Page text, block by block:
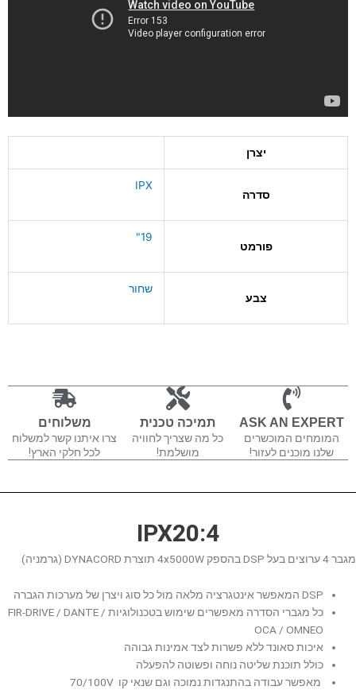
יצרן
סדרה
IPX
פורמט
19"
צבע
שחור
ASK AN EXPERT
המומחים המוכשרים
שלנו מוכנים לעזור!
תמיכה טכנית
כל מה שצריך לחוויה
מושלמת!
משלוחים
צרו איתנו קשר למשלוח
לכל חלקי הארץ!
IPX20:4
מגבר 4 ערוצים בעל DSP בהספק 4x5000W תוצרת DYNACORD (גרמניה)
DSP המאפשר אינטגרציה מלאה מול כל סוג ויצרן של מערכות הגברה
כל מגברי הסדרה מאפשרים שימוש בטכנולוגיות FIR-DRIVE / DANTE /
OCA / OMNEO
איכות סאונד ללא פשרות לצד אמינות גבוהה
כולל תוכנת שליטה נוחה ופשוטה להפעלה
מאפשר עבודה בהתנגדות נמוכה וגם שנאי קו 70/100V